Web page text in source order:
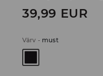
39,99 EUR
Värv - must